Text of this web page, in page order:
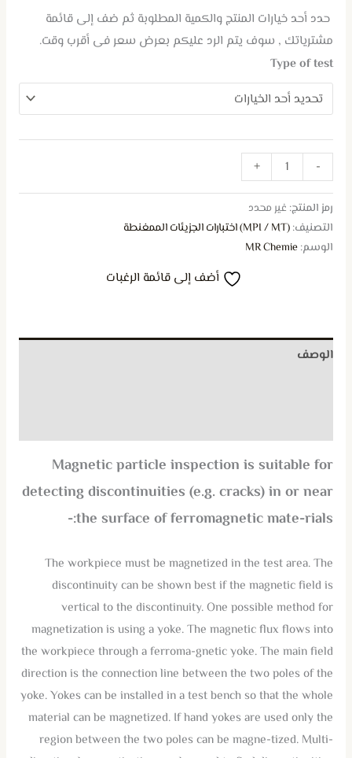
حدد أحد خيارات المنتج والكمية المطلوبة ثم ضف إلى قائمة
مشترياتك , سوف يتم الرد عليكم بعرض سعر فى أقرب وقت.
Type of test
-
+
رمز المنتج: غير محدد
التصنيف:(MPI / MT) اختبارات الجزيئات الممغنطة
الوسم:MR Chemie
أضف إلى قائمة الرغبات
الوصف
Magnetic particle inspection is suitable for
detecting discontinuities (e.g. cracks) in or near
the surface of ferromagnetic mate-rials:-
The workpiece must be magnetized in the test area. The
discontinuity can be shown best if the magnetic field is
vertical to the discontinuity. One possible method for
magnetization is using a yoke. The magnetic flux flows into
the workpiece through a ferroma-gnetic yoke. The main field
direction is the connection line between the two poles of the
yoke. Yokes can be installed in a test bench so that the whole
material can be magnetized. If hand yokes are used only the
region between the two poles can be magne-tized. Multi-